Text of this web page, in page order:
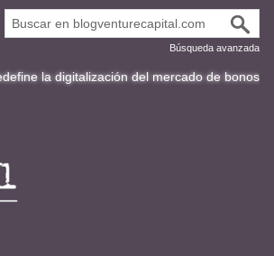
Búsqueda avanzada
del mercado de bonos en Latinoamérica